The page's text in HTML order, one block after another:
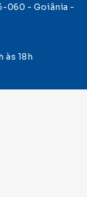
060 - Goiânia -
às 18h